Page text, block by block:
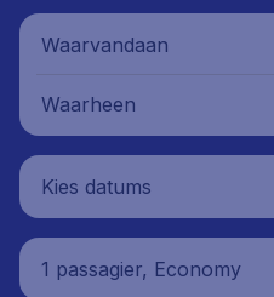
Waarvandaan
Waarheen
Kies datums
1 passagier, Economy